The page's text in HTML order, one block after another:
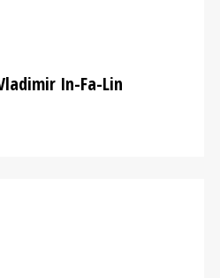
In-Fa-Lin